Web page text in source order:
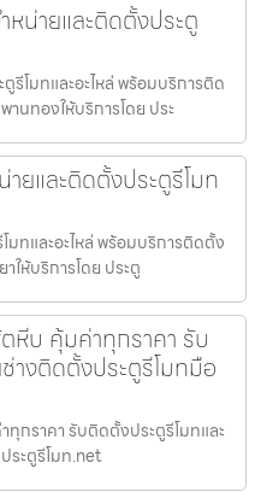
หน่ายและติดตั้งประตู
รีโมทและอะไหล่ พร้อมบริการติด
นทองให้บริการโดย ประ
ยและติดตั้งประตูรีโมท
มทและอะไหล่ พร้อมบริการติดตั้ง
ให้บริการโดย ประตู
หีบ คุ้มค่าทุกราคา รับ
างติดตั้งประตูรีโมทมือ
กราคา รับติดตั้งประตูรีโมทและ
ระตูรีโมท.net